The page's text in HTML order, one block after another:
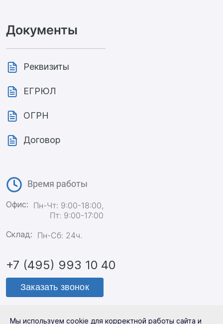
Документы
Реквизиты
ЕГРЮЛ
ОГРН
Договор
Время работы
Офис: Пн-Чт: 9:00-18:00,
Пт: 9:00-17:00
Склад: Пн-Сб: 24ч.
+7 (495) 993 10 40
Заказать звонок
Мы используем cookie для корректной работы сайта и